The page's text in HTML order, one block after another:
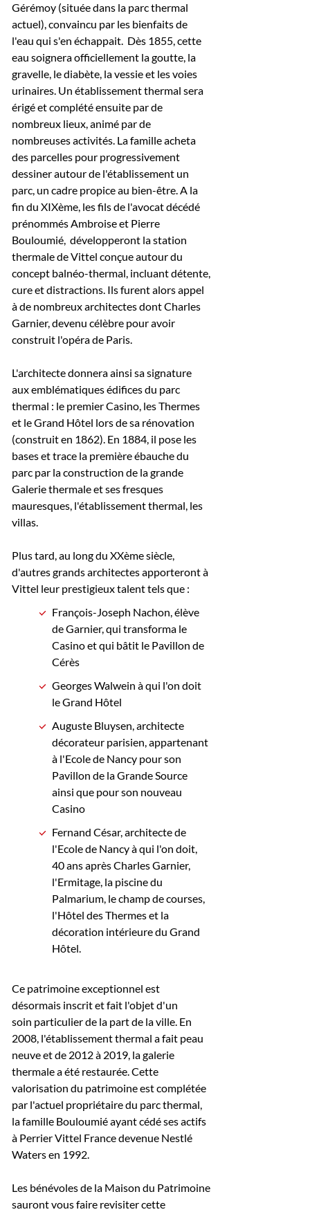
Gérémoy (située dans la parc thermal
actuel), convaincu par les bienfaits de
l'eau qui s'en échappait. Dès 1855, cette
eau soignera officiellement la goutte, la
gravelle, le diabète, la vessie et les voies
urinaires. Un établissement thermal sera
érigé et complété ensuite par de
nombreux lieux, animé par de
nombreuses activités. La famille acheta
des parcelles pour progressivement
dessiner autour de l'établissement un
parc, un cadre propice au bien-être. A la
fin du XIXème, les fils de l'avocat décédé
prénommés Ambroise et Pierre
Bouloumié, développeront la station
thermale de Vittel conçue autour du
concept balnéo-thermal, incluant détente,
cure et distractions. Ils furent alors appel
à de nombreux architectes dont Charles
Garnier, devenu célèbre pour avoir
construit l'opéra de Paris.
L'architecte donnera ainsi sa signature
aux emblématiques édifices du parc
thermal : le premier Casino, les Thermes
et le Grand Hôtel lors de sa rénovation
(construit en 1862). En 1884, il pose les
bases et trace la première ébauche du
parc par la construction de la grande
Galerie thermale et ses fresques
mauresques, l'établissement thermal, les
villas.
Plus tard, au long du XXème siècle,
d'autres grands architectes apporteront à
Vittel leur prestigieux talent tels que :
François-Joseph Nachon, élève
de Garnier, qui transforma le
Casino et qui bâtit le Pavillon de
Cérès
Georges Walwein à qui l'on doit
le Grand Hôtel
Auguste Bluysen, architecte
décorateur parisien, appartenant
à l'Ecole de Nancy pour son
Pavillon de la Grande Source
ainsi que pour son nouveau
Casino
Fernand César, architecte de
l'Ecole de Nancy à qui l'on doit,
40 ans après Charles Garnier,
l'Ermitage, la piscine du
Palmarium, le champ de courses,
l'Hôtel des Thermes et la
décoration intérieure du Grand
Hôtel.
Ce patrimoine exceptionnel est
désormais inscrit et fait l'objet d'un
soin particulier de la part de la ville. En
2008, l'établissement thermal a fait peau
neuve et de 2012 à 2019, la galerie
thermale a été restaurée. Cette
valorisation du patrimoine est complétée
par l'actuel propriétaire du parc thermal,
la famille Bouloumié ayant cédé ses actifs
à Perrier Vittel France devenue Nestlé
Waters en 1992.
Les bénévoles de la Maison du Patrimoine
sauront vous faire revisiter cette